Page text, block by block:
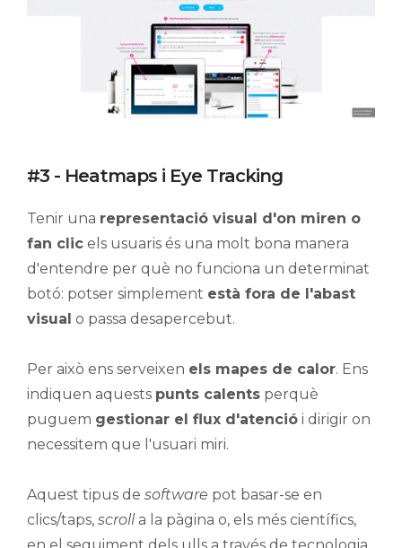
#3 - Heatmaps i Eye Tracking
Tenir una representació visual d'on miren o
fan clic els usuaris és una molt bona manera
d'entendre per què no funciona un determinat
botó: potser simplement està fora de l'abast
visual o passa desapercebut.
Per això ens serveixen els mapes de calor. Ens
indiquen aquests punts calents perquè
puguem gestionar el flux d'atenció i dirigir on
necessitem que l'usuari miri.
Aquest tipus de software pot basar-se en
clics/taps, scroll a la pàgina o, els més científics,